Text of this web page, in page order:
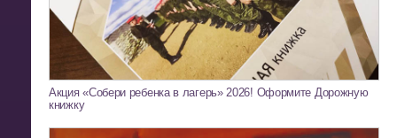
Акция «Собери ребенка в лагерь» 2026! Оформите Дорожную
книжку